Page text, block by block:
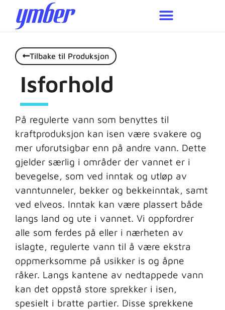
Tilbake til Produksjon
Isforhold
På regulerte vann som benyttes til
kraftproduksjon kan isen være svakere og
mer uforutsigbar enn på andre vann. Dette
gjelder særlig i områder der vannet er i
bevegelse, som ved inntak og utløp av
vanntunneler, bekker og bekkeinntak, samt
ved elveos. Inntak kan være plassert både
langs land og ute i vannet. Vi oppfordrer
alle som ferdes på eller i nærheten av
islagte, regulerte vann til å være ekstra
oppmerksomme på usikker is og åpne
råker. Langs kantene av nedtappede vann
kan det oppstå store sprekker i isen,
spesielt i bratte partier. Disse sprekkene